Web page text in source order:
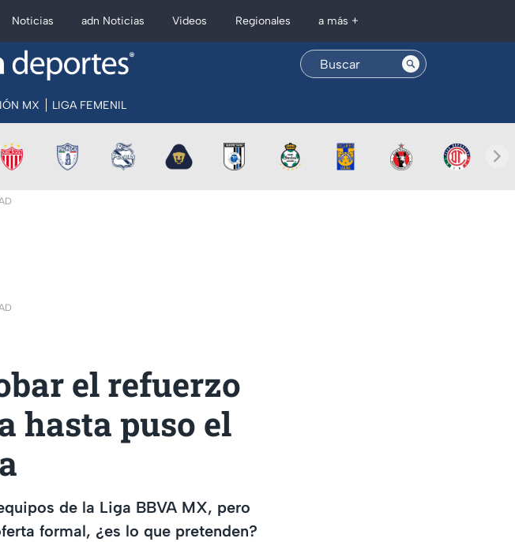
Noticias adn Noticias Videos Regionales a más +
MX LIGA FEMENIL
el refuerzo
hasta puso el
de la Liga BBVA MX, pero
formal, ¿es lo que pretenden?